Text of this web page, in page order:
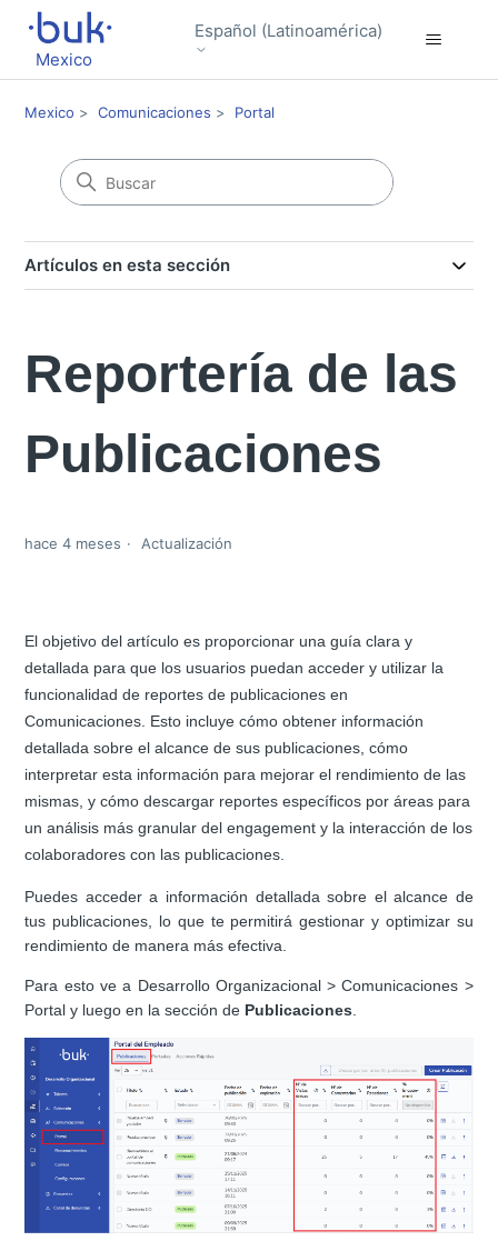
Mexico
Español (Latinoamérica)
Mexico Comunicaciones Portal
Artículos en esta sección
Reportería de las
Publicaciones
hace 4 meses Actualización
El objetivo del artículo es proporcionar una guía clara y
detallada para que los usuarios puedan acceder y utilizar la
funcionalidad de reportes de publicaciones en
Comunicaciones. Esto incluye cómo obtener información
detallada sobre el alcance de sus publicaciones, cómo
interpretar esta información para mejorar el rendimiento de las
mismas, y cómo descargar reportes específicos por áreas para
un análisis más granular del engagement y la interacción de los
colaboradores con las publicaciones.
Puedes acceder a información detallada sobre el alcance de
tus publicaciones, lo que te permitirá gestionar y optimizar su
rendimiento de manera más efectiva.
Para esto ve a Desarrollo Organizacional > Comunicaciones >
Portal y luego en la sección de Publicaciones